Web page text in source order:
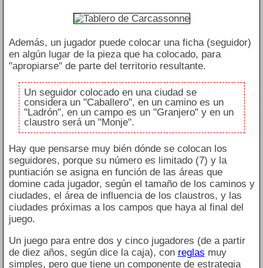
Además, un jugador puede colocar una ficha (seguidor)
en algún lugar de la pieza que ha colocado, para
"apropiarse" de parte del territorio resultante.
Un seguidor colocado en una ciudad se
considera un "Caballero", en un camino es un
"Ladrón", en un campo es un "Granjero" y en un
claustro será un "Monje".
Hay que pensarse muy bién dónde se colocan los
seguidores, porque su número es limitado (7) y la
puntiación se asigna en función de las áreas que
domine cada jugador, según el tamaño de los caminos y
ciudades, el área de influencia de los claustros, y las
ciudades próximas a los campos que haya al final del
juego.
Un juego para entre dos y cinco jugadores (de a partir
de diez años, según dice la caja), con reglas muy
simples, pero que tiene un componente de estrategia